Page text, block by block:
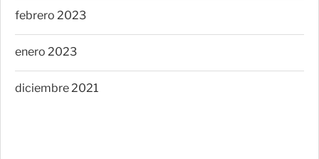
febrero 2023
enero 2023
diciembre 2021